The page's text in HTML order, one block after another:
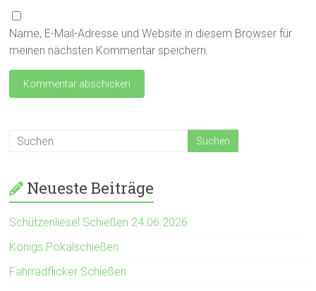
Name, E-Mail-Adresse und Website in diesem Browser für
meinen nächsten Kommentar speichern.
Neueste Beiträge
Schützenliesel Schießen 24.06.2026
Königs Pokalschießen
Fahrradflicker Schießen